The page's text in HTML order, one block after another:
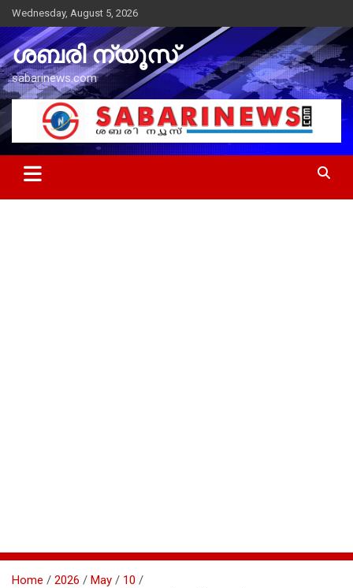
Skip
to
content
Wednesday, August 5, 2026
ശബരി ന്യൂസ്
sabarinews.com
Home 2026 May
10